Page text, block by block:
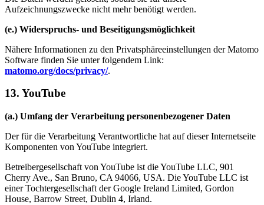
Aufzeichnungszwecke nicht mehr benötigt werden.
(e.) Widerspruchs- und Beseitigungsmöglichkeit
Nähere Informationen zu den Privatsphäreeinstellungen der Matomo
Software finden Sie unter folgendem Link:
matomo.org/docs/privacy/.
13. YouTube
(a.) Umfang der Verarbeitung personenbezogener Daten
Der für die Verarbeitung Verantwortliche hat auf dieser Internetseite
Komponenten von YouTube integriert.
Betreibergesellschaft von YouTube ist die YouTube LLC, 901
Cherry Ave., San Bruno, CA 94066, USA. Die YouTube LLC ist
einer Tochtergesellschaft der Google Ireland Limited, Gordon
House, Barrow Street, Dublin 4, Irland.